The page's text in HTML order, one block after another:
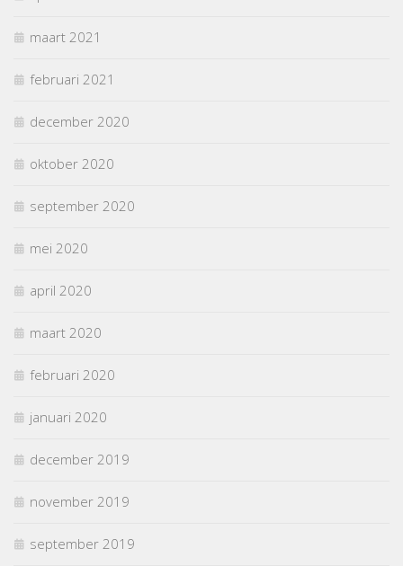
maart 2021
februari 2021
december 2020
oktober 2020
september 2020
mei 2020
april 2020
maart 2020
februari 2020
januari 2020
december 2019
november 2019
september 2019